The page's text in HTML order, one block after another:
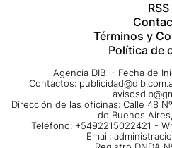
RSS
Términos y
Política de
Agencia DIB - Fecha de
Contactos:
Dirección de las oficinas: Calle 48
de Buenos
Teléfono: +5492215022421 -
Email: